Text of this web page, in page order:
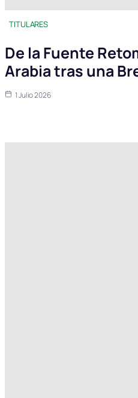
TITULARES
De la Fuente
Arabia tras una
1 Julio 2026